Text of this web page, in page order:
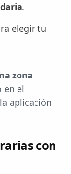
.
elegir tu
zona
en el
aplicación
con